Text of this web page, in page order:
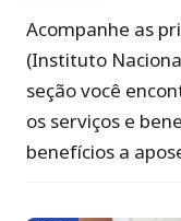
Acompanhe as
(Instituto
seção você
os serviços e
benefícios a